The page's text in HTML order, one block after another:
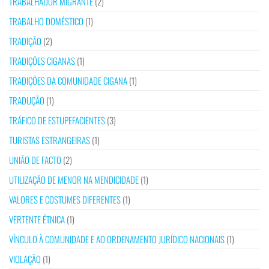
TRABALHO DOMÉSTICO (1)
TRADIÇÃO (2)
TRADIÇÕES CIGANAS(1)
TRADIÇÕES DA COMUNIDADE CIGANA(1)
TRADUÇÃO (1)
TRÁFICO DE ESTUPEFACIENTES(3)
TURISTAS ESTRANGEIRAS(1)
UNIÃO DE FACTO (2)
UTILIZAÇÃO DE MENOR NA MENDICIDADE(1)
VALORES E COSTUMES DIFERENTES(1)
VERTENTE ÉTNICA(1)
VÍNCULO À COMUNIDADE E AO ORDENAMENTO JURÍDICO NACIONAIS(1)
VIOLAÇÃO (1)